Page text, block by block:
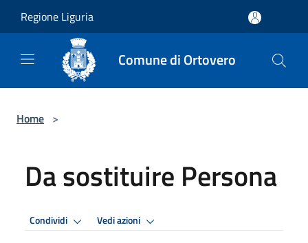
Regione Liguria
Comune di Ortovero
Home >
Da sostituire Persona
Condividi Vedi azioni